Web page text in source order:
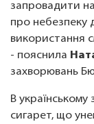
запровадити
про небезпеку
використання
- пояснила
захворювань
В українському
сигарет, що